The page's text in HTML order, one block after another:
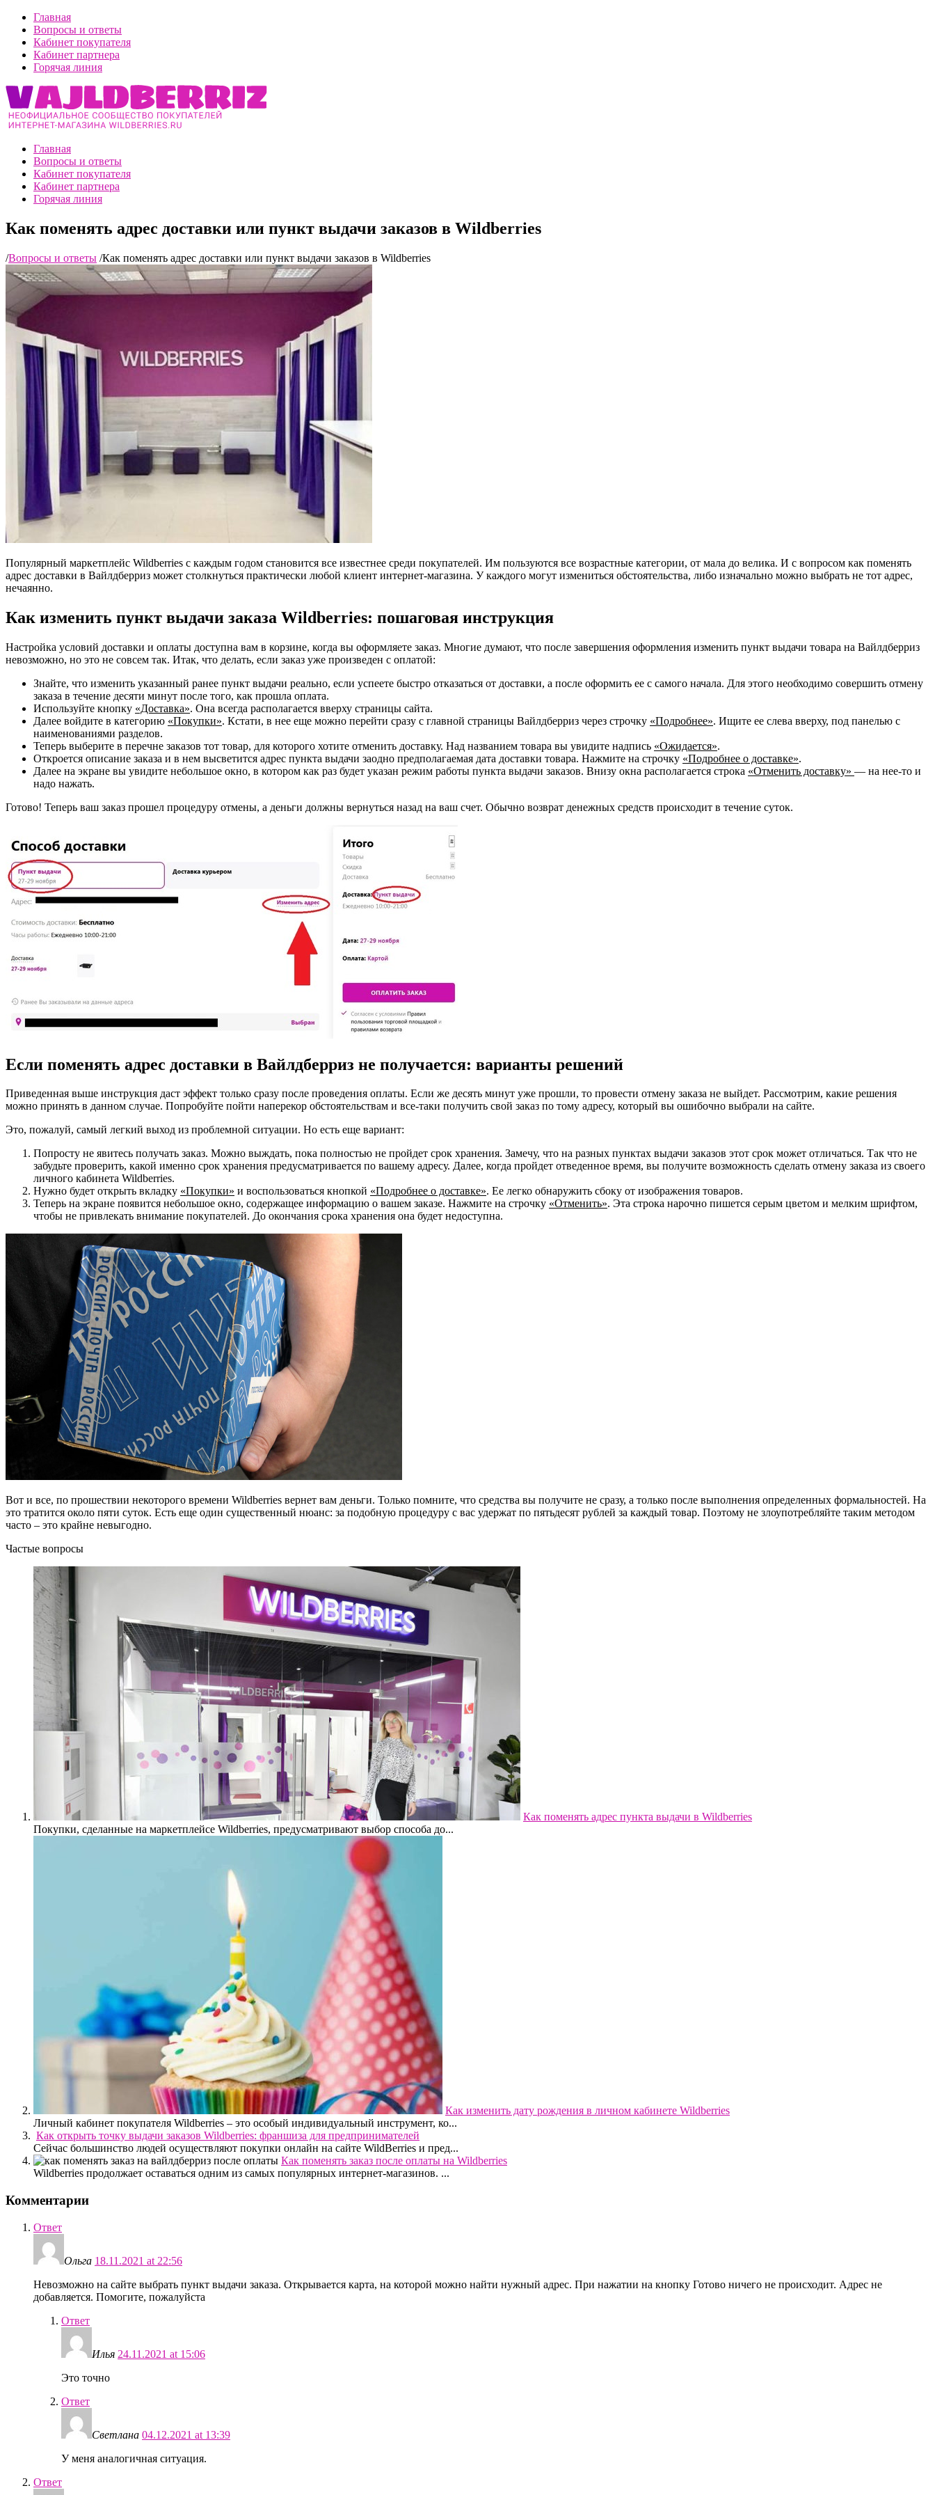
Главная
Вопросы и ответы
Кабинет покупателя
Кабинет партнера
Горячая линия
Главная
Вопросы и ответы
Кабинет покупателя
Кабинет партнера
Горячая линия
Как поменять адрес доставки или пункт выдачи заказов в Wildberries
/Вопросы и ответы /Как поменять адрес доставки или пункт выдачи заказов в Wildberries
Популярный маркетплейс Wildberries с каждым годом становится все известнее среди покупателей. Им пользуются все возрастные категории, от мала до велика. И с вопросом как поменять
адрес доставки в Вайлдберриз может столкнуться практически любой клиент интернет-магазина. У каждого могут измениться обстоятельства, либо изначально можно выбрать не тот адрес,
нечаянно.
Как изменить пункт выдачи заказа Wildberries: пошаговая инструкция
Настройка условий доставки и оплаты доступна вам в корзине, когда вы оформляете заказ. Многие думают, что после завершения оформления изменить пункт выдачи товара на Вайлдберриз
невозможно, но это не совсем так. Итак, что делать, если заказ уже произведен с оплатой:
Знайте, что изменить указанный ранее пункт выдачи реально, если успеете быстро отказаться от доставки, а после оформить ее с самого начала. Для этого необходимо совершить отмену
заказа в течение десяти минут после того, как прошла оплата.
Используйте кнопку «Доставка». Она всегда располагается вверху страницы сайта.
Далее войдите в категорию «Покупки». Кстати, в нее еще можно перейти сразу с главной страницы Вайлдберриз через строчку «Подробнее». Ищите ее слева вверху, под панелью с
наименованиями разделов.
Теперь выберите в перечне заказов тот товар, для которого хотите отменить доставку. Над названием товара вы увидите надпись «Ожидается».
Откроется описание заказа и в нем высветится адрес пункта выдачи заодно предполагаемая дата доставки товара. Нажмите на строчку «Подробнее о доставке».
Далее на экране вы увидите небольшое окно, в котором как раз будет указан режим работы пункта выдачи заказов. Внизу окна располагается строка «Отменить доставку» — на нее-то и
надо нажать.
Готово! Теперь ваш заказ прошел процедуру отмены, а деньги должны вернуться назад на ваш счет. Обычно возврат денежных средств происходит в течение суток.
Если поменять адрес доставки в Вайлдберриз не получается: варианты решений
Приведенная выше инструкция даст эффект только сразу после проведения оплаты. Если же десять минут уже прошли, то провести отмену заказа не выйдет. Рассмотрим, какие решения
можно принять в данном случае. Попробуйте пойти наперекор обстоятельствам и все-таки получить свой заказ по тому адресу, который вы ошибочно выбрали на сайте.
Это, пожалуй, самый легкий выход из проблемной ситуации. Но есть еще вариант:
Попросту не явитесь получать заказ. Можно выждать, пока полностью не пройдет срок хранения. Замечу, что на разных пунктах выдачи заказов этот срок может отличаться. Так что не
забудьте проверить, какой именно срок хранения предусматривается по вашему адресу. Далее, когда пройдет отведенное время, вы получите возможность сделать отмену заказа из своего
личного кабинета Wildberries.
Нужно будет открыть вкладку «Покупки» и воспользоваться кнопкой «Подробнее о доставке». Ее легко обнаружить сбоку от изображения товаров.
Теперь на экране появится небольшое окно, содержащее информацию о вашем заказе. Нажмите на строчку «Отменить». Эта строка нарочно пишется серым цветом и мелким шрифтом,
чтобы не привлекать внимание покупателей. До окончания срока хранения она будет недоступна.
Вот и все, по прошествии некоторого времени Wildberries вернет вам деньги. Только помните, что средства вы получите не сразу, а только после выполнения определенных формальностей. На
это тратится около пяти суток. Есть еще один существенный нюанс: за подобную процедуру с вас удержат по пятьдесят рублей за каждый товар. Поэтому не злоупотребляйте таким методом
часто – это крайне невыгодно.
Частые вопросы
Как поменять адрес пункта выдачи в Wildberries
Покупки, сделанные на маркетплейсе Wildberries, предусматривают выбор способа до...
Как изменить дату рождения в личном кабинете Wildberries
Личный кабинет покупателя Wildberries – это особый индивидуальный инструмент, ко...
Как открыть точку выдачи заказов Wildberries: франшиза для предпринимателей
Сейчас большинство людей осуществляют покупки онлайн на сайте WildBerries и пред...
Как поменять заказ после оплаты на Wildberries
Wildberries продолжает оставаться одним из самых популярных интернет-магазинов. ...
Комментарии
Ответ
Ольга 18.11.2021 at 22:56
Невозможно на сайте выбрать пункт выдачи заказа. Открывается карта, на которой можно найти нужный адрес. При нажатии на кнопку Готово ничего не происходит. Адрес не
добавляется. Помогите, пожалуйста
Ответ
Илья 24.11.2021 at 15:06
Это точно
Ответ
Светлана 04.12.2021 at 13:39
У меня аналогичная ситуация.
Ответ